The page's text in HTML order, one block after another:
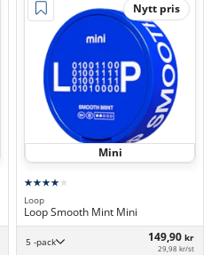
Nytt pris
Mini
Loop
Loop Smooth Mint Mini
5 -pack 149,90 kr
29,98 kr/st